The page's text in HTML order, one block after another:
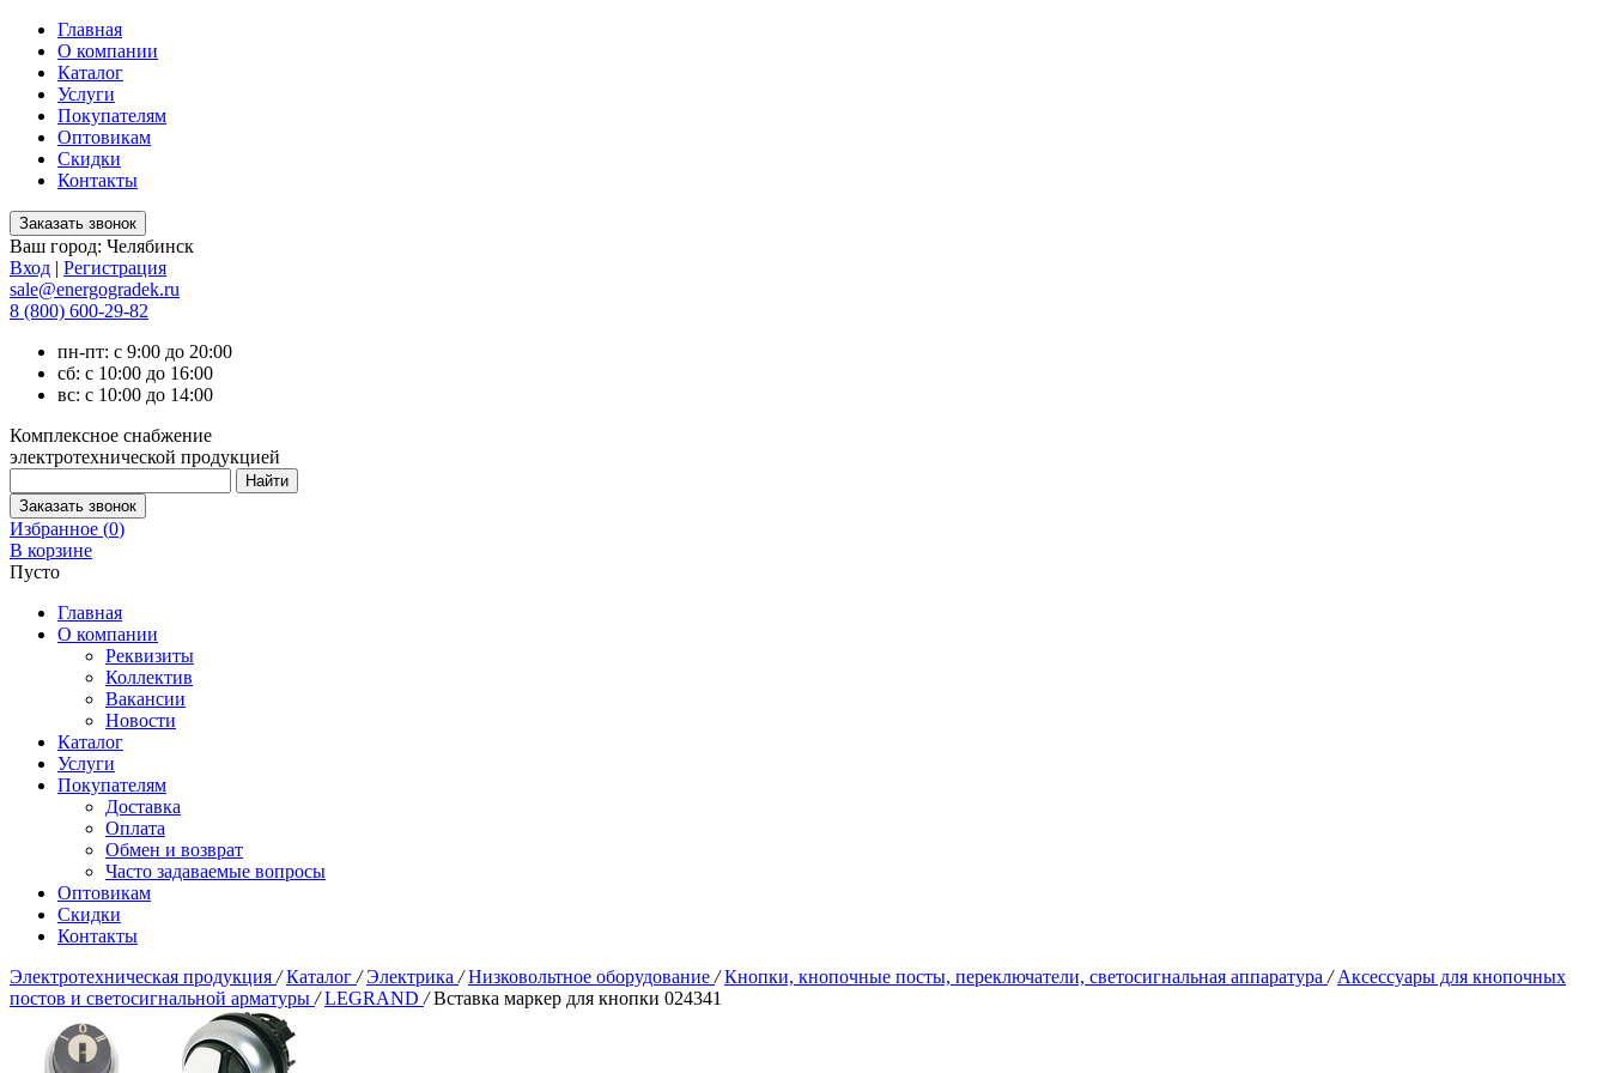
Главная
О компании
Каталог
Услуги
Покупателям
Оптовикам
Скидки
Контакты
Ваш город: Челябинск
Вход | Регистрация
sale@energogradek.ru
8 (800) 600-29-82
пн-пт: с 9:00 до 20:00
сб: с 10:00 до 16:00
вс: с 10:00 до 14:00
Комплексное снабжение
электротехнической продукцией
Избранное (0)
В корзине
Пусто
Главная
О компании
Реквизиты
Коллектив
Вакансии
Новости
Каталог
Услуги
Покупателям
Доставка
Оплата
Обмен и возврат
Часто задаваемые вопросы
Оптовикам
Скидки
Контакты
Электротехническая продукция / Каталог / Электрика / Низковольтное оборудование / Кнопки, кнопочные посты, переключатели, светосигнальная аппаратура / Аксессуары для кнопочных
постов и светосигнальной арматуры / LEGRAND / Вставка маркер для кнопки 024341